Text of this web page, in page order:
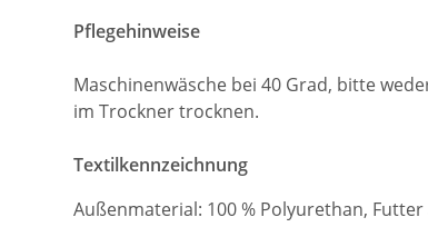
Pflegehinweise
Maschinenwäsche bei 40 Grad, bitte
im Trockner trocknen.
Textilkennzeichnung
Außenmaterial: 100 % Polyurethan, Futter